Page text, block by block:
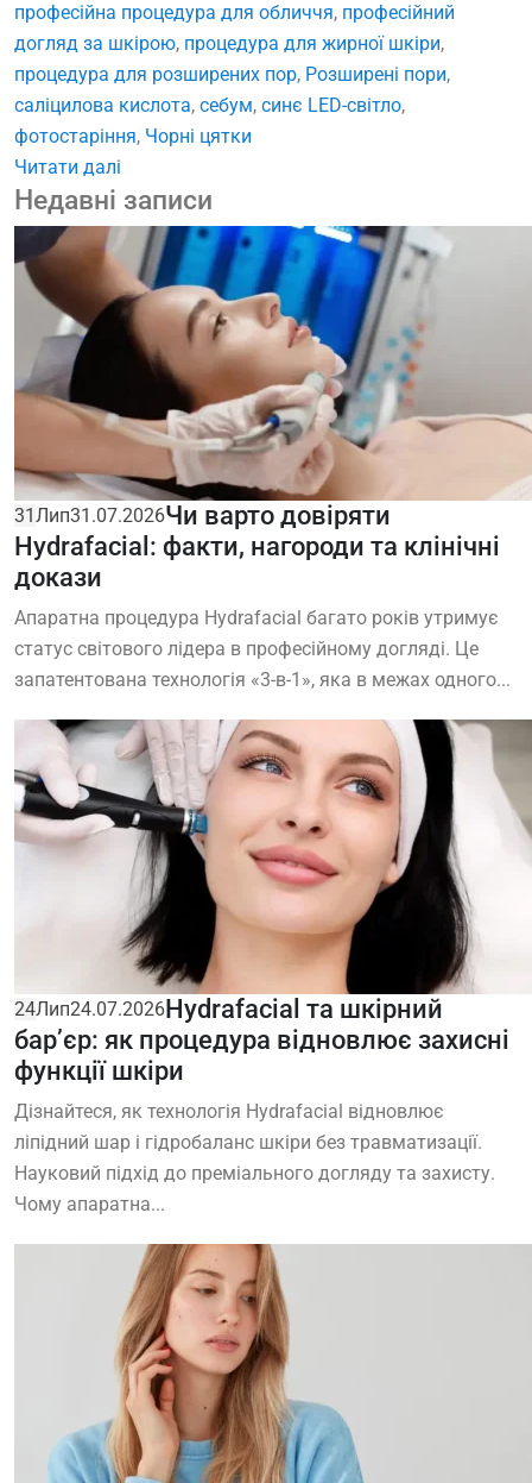
професійна процедура для обличчя, професійний
догляд за шкірою, процедура для жирної шкіри,
процедура для розширених пор, Розширені пори,
саліцилова кислота, себум, синє LED-світло,
фотостаріння, Чорні цятки
Читати далі
Недавні записи
31 Лип31.07.2026Чи варто довіряти
Hydrafacial: факти, нагороди та клінічні
докази
Апаратна процедура Hydrafacial багато років утримує
статус світового лідера в професійному догляді. Це
запатентована технологія «3-в-1», яка в межах одного...
24Лип24.07.2026Hydrafacial та шкірний
бар’єр: як процедура відновлює захисні
функції шкіри
Дізнайтеся, як технологія Hydrafacial відновлює
ліпідний шар і гідробаланс шкіри без травматизації.
Науковий підхід до преміального догляду та захисту.
Чому апаратна...